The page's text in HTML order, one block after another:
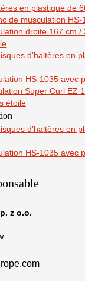
en plastique de
de musculation HS-
droite 167 cm /
d’haltères en
HS-1035 avec
Super Curl EZ
étoile
d’haltères en
HS-1035 avec
z o.o.